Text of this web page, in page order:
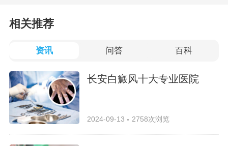
相关推荐
资讯 问答 百科
长安白癜风十大专业医院
2024-09-13 2758次浏览